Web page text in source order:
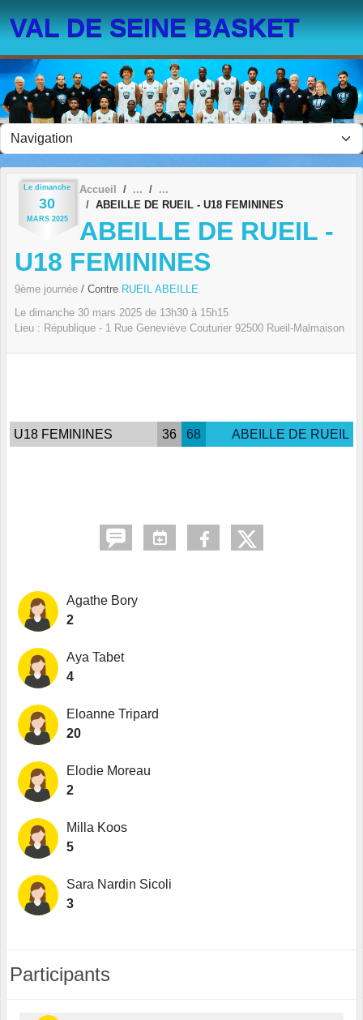
VAL DE SEINE BASKET
Le dimanche
30
MARS 2025
Accueil
ABEILLE DE RUEIL - U18 FEMININES
ABEILLE DE RUEIL -
U18 FEMININES
9ème journée / Contre RUEIL ABEILLE
Le dimanche 30 mars 2025 de 13h30 à 15h15
Lieu : République - 1 Rue Geneviève Couturier 92500 Rueil-Malmaison
U18 FEMININES 36 68 ABEILLE DE RUEIL
Agathe Bory
2
Aya Tabet
4
Eloanne Tripard
20
Elodie Moreau
2
Milla Koos
5
Sara Nardin Sicoli
3
Participants